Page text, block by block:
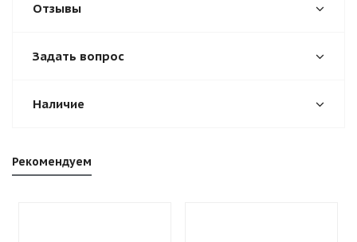
Отзывы
Задать вопрос
Наличие
Рекомендуем